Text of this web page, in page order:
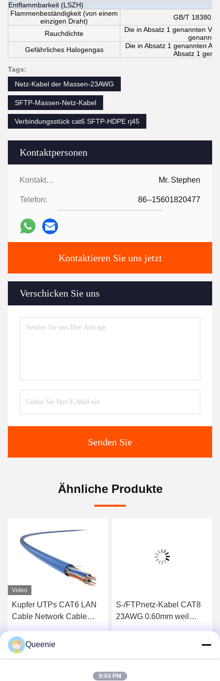
Kontaktpersonen
Kontaktpersonen: Mr. Stephen
Telefon: 86--15601820477
Kontaktieren Sie uns jetzt
Verschicken Sie uns
Senden Sie
Entflammbarkeit (LSZH)
Flammenbeständigkeit (von einem
einzigen Draht)
GB/T
Rauchdichte
Die in Absatz 1 genannten
Gefährliches Halogengas
Die in Absatz 1 genannten
Absatz 1
Tags:
Netz-Kabel der Massen-23AWG
SFTP-Massen-Netz-Kabel
Verbindungsstück cat6 SFTP-HDPE rj45
Ähnliche Produkte
Video
Kupfer UTPs CAT6 LAN
Cable Network Cable
Erhalten Sie besten Preis
S-/FTPnetz-Kabel CAT8
23AWG 0.60mm weil
Queenie
9:04 PM